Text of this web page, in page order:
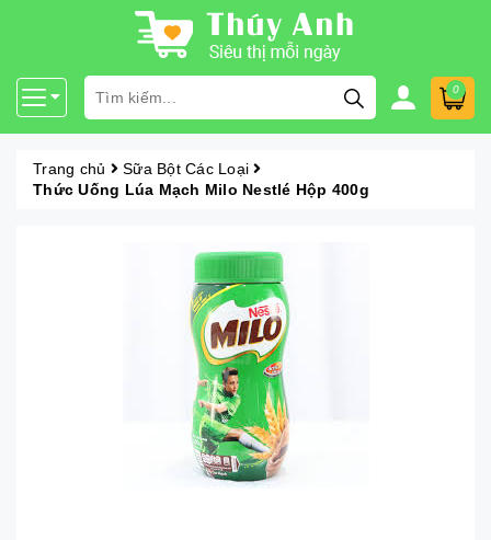
0
Trang chủ
Sữa Bột Các Loại
Thức Uống Lúa Mạch Milo Nestlé Hộp 400g